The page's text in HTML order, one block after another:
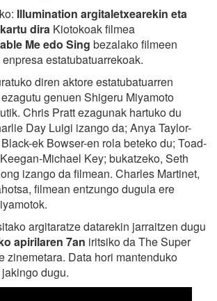
Illumination argitaletxearekin eta
dira Kiotokoak filmea
Me edo Sing bezalako filmeen
estatubatuarrekoak.
diren aktore estatubatuarren
genuen Shigeru Miyamoto
Chris Pratt ezagunak hartuko du
Day Luigi izango da; Anya Taylor-
ek Bowser-en rola beteko du; Toad-
Michael Key; bukatzeko, Seth
izango da filmean. Charles Martinet,
filmean entzungo dugula ere
argitaratze datarekin jarraitzen dugu
apirilaren 7an iritsiko da The Super
zinemetara. Data hori mantenduko
dugu.